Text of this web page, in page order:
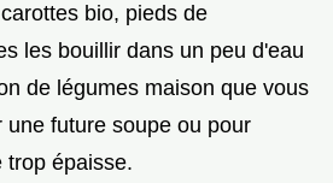
bio, pieds de
les bouillir dans un peu d'eau
de légumes maison que vous
une future soupe ou pour
trop épaisse.